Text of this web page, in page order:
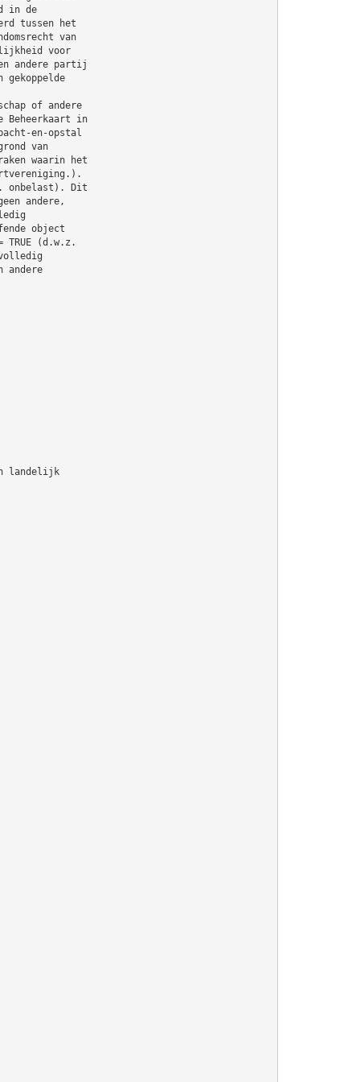
in de
tussen het
van
voor
andere partij
of andere
Beheerkaart in
en-opstal
van
waarin het
onbelast). Dit
andere,
object
(d.w.z.
andere
landelijk